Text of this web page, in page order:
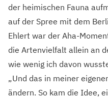
der heimischen Fauna
auf der Spree mit dem
Ehlert war der Aha-
die Artenvielfalt allein an
wie wenig ich davon
„Und das in meiner
ändern. So kam die Idee,